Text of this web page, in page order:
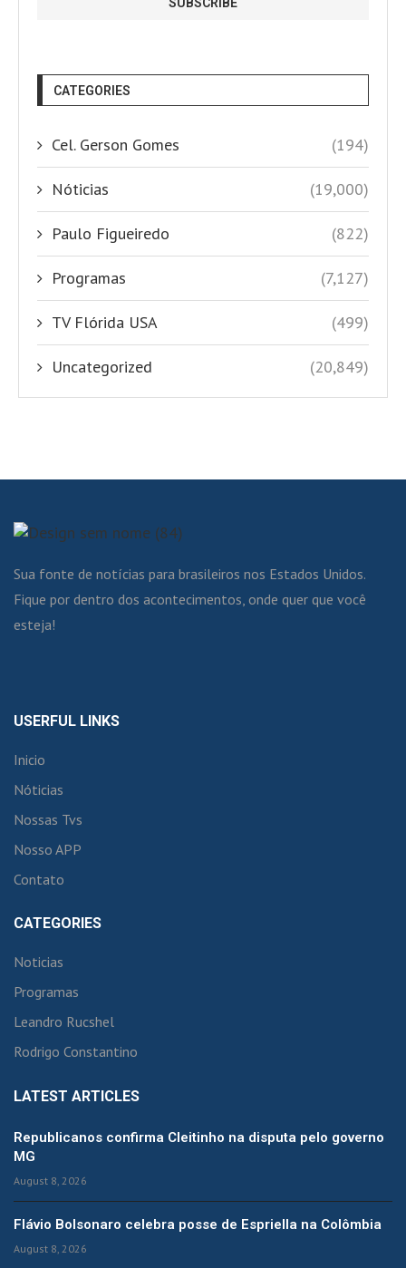
CATEGORIES
Cel. Gerson Gomes (194)
Nóticias (19,000)
Paulo Figueiredo (822)
Programas (7,127)
TV Flórida USA (499)
Uncategorized (20,849)
Sua fonte de notícias para brasileiros nos Estados Unidos.
Fique por dentro dos acontecimentos, onde quer que você
esteja!
USERFUL LINKS
Inicio
Nóticias
Nossas Tvs
Nosso APP
Contato
CATEGORIES
Noticias
Programas
Leandro Rucshel
Rodrigo Constantino
LATEST ARTICLES
Republicanos confirma Cleitinho na disputa pelo governo
MG
August 8, 2026
Flávio Bolsonaro celebra posse de Espriella na Colômbia
August 8, 2026